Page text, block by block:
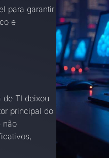
para garantir
e
de TI deixou
principal do
não